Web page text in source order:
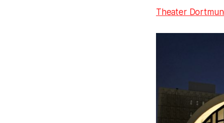
Theater